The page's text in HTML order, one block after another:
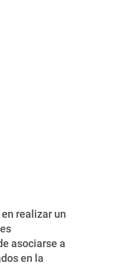
realizar un
asociarse a
en la